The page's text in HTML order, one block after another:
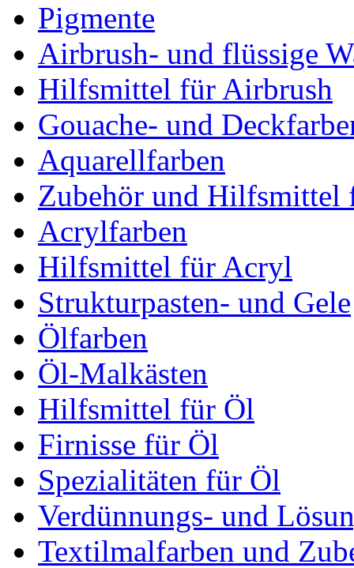
Pigmente
Airbrush- und flüssige
Hilfsmittel für Airbrush
Gouache- und
Aquarellfarben
Zubehör und Hilfsmittel
Acrylfarben
Hilfsmittel für Acryl
Strukturpasten- und Gele
Ölfarben
Öl-Malkästen
Hilfsmittel für Öl
Firnisse für Öl
Spezialitäten für Öl
Verdünnungs- und
Textilmalfarben und